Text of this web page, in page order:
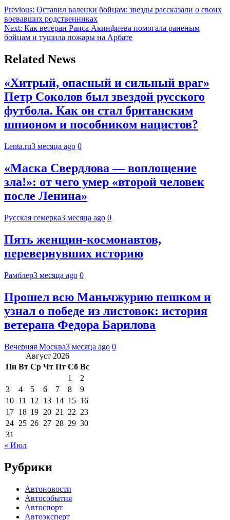
Previous: Оставил валенки бойцам: звезды рассказали о своих
воевавших родственниках
Next: Как ветеран Раиса Акинфиева помогала раненым
бойцам и тушила пожары на Арбате
Related News
«Хитрый, опасный и сильный враг»
Петр Соколов был звездой русского
футбола. Как он стал британским
шпионом и пособником нацистов?
Lenta.ru3 месяца ago 0
«Маска Свердлова — воплощение
зла!»: от чего умер «второй человек
после Ленина»
Русская семерка3 месяца ago 0
Пять женщин-космонавтов,
перевернувших историю
Рамблер3 месяца ago 0
Прошел всю Маньчжурию пешком и
узнал о победе из листовок: история
ветерана Федора Барилова
Вечерняя Москва3 месяца ago 0
Август 2026
Пн Вт Ср Чт Пт Сб Вс
1
2
3
4 5 6 7 8
9
10 11 12 13 14 15 16
17 18 19 20 21 22 23
24 25 26 27 28 29 30
31
« Июл
Рубрики
Автоновости
Автособытия
Автоспорт
Автоэксперт